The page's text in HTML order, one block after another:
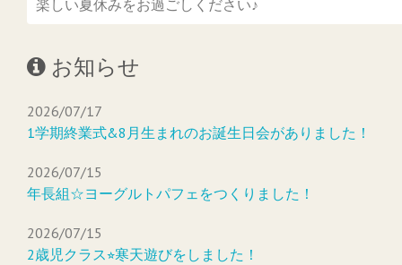
楽しい夏休みをお過ごしください♪
お知らせ
2026/07/17
1学期終業式&8月生まれのお誕生日会がありました！
2026/07/15
年長組☆ヨーグルトパフェをつくりました！
2026/07/15
2歳児クラス⭐︎寒天遊びをしました！